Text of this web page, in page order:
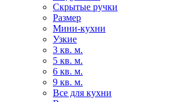
Скрытые ручки
Размер
Мини-кухни
Узкие
3 кв. м.
5 кв. м.
6 кв. м.
9 кв. м.
Все для кухни